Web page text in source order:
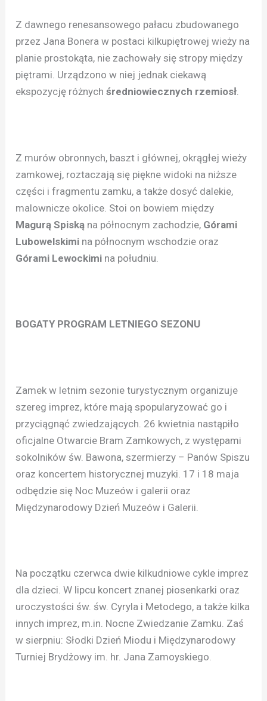
Z dawnego renesansowego pałacu zbudowanego
przez Jana Bonera w postaci kilkupiętrowej wieży na
planie prostokąta, nie zachowały się stropy między
piętrami. Urządzono w niej jednak ciekawą
ekspozycję różnychśredniowiecznych rzemiosł.
Z murów obronnych, baszt i głównej, okrągłej wieży
zamkowej, roztaczają się piękne widoki na niższe
części i fragmentu zamku, a także dosyć dalekie,
malownicze okolice. Stoi on bowiem między
Magurą Spiską na północnym zachodzie, Górami
Lubowelskimi na północnym wschodzie oraz
Górami Lewockimi na południu.
BOGATY PROGRAM LETNIEGO SEZONU
Zamek w letnim sezonie turystycznym organizuje
szereg imprez, które mają spopularyzować go i
przyciągnąć zwiedzających. 26 kwietnia nastąpiło
oficjalne Otwarcie Bram Zamkowych, z występami
sokolników św. Bawona, szermierzy – Panów Spiszu
oraz koncertem historycznej muzyki. 17 i 18 maja
odbędzie się Noc Muzeów i galerii oraz
Międzynarodowy Dzień Muzeów i Galerii.
Na początku czerwca dwie kilkudniowe cykle imprez
dla dzieci. W lipcu koncert znanej piosenkarki oraz
uroczystości św. św. Cyryla i Metodego, a także kilka
innych imprez, m.in. Nocne Zwiedzanie Zamku. Zaś
w sierpniu: Słodki Dzień Miodu i Międzynarodowy
Turniej Brydżowy im. hr. Jana Zamoyskiego.